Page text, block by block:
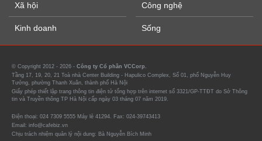
Xã hội
Kinh doanh
Công nghệ
Sống
© Copyright 2012 - 2026 - Công ty Cổ phần VCCorp.
Tầng 17, 19, 20, 21 Toà nhà Center Building - Hapulico Complex, Số 01, phố Nguyễn Huy
Tưởng, phường Thanh Xuân, thành phố Hà Nội
Giấy phép thiết lập trang thông tin điện tử tổng hợp trên internet số 3321/GP-TTĐT do Sở Thông
tin và Truyền thông TP Hà Nội cấp ngày 03 tháng 07 năm 2019.
Điện thoại: 024 7309 5555 Máy lẻ 41294. Fax: 024-39743413
Email: info@cafebiz.vn
Chịu trách nhiệm quản lý nội dung: Bà Nguyễn Bích Minh